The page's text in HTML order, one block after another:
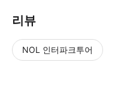
리뷰
NOL 인터파크투어